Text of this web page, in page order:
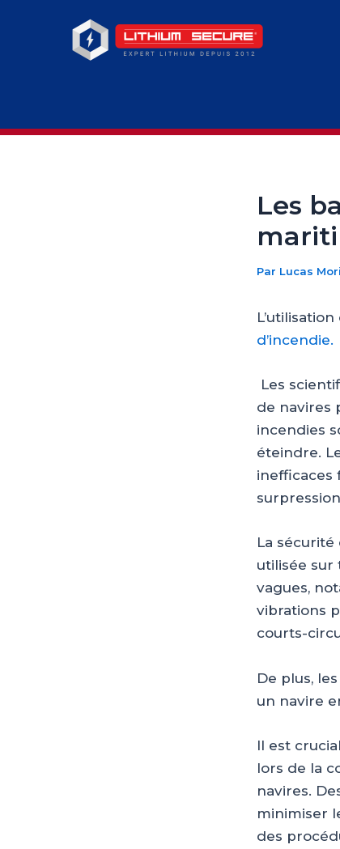
Les
Par Lucas Mori
d’incendie.
Les
de navires
incendies
éteindre.
inefficaces
La
utilisée sur
vagues,
vibrations
courts-
De plus,
un navire
Il est
lors de la
navires.
minimiser
des